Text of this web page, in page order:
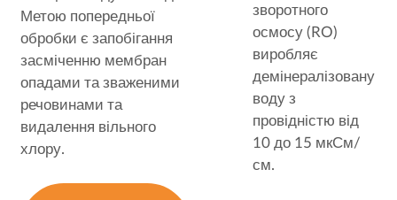
Метою попередньої
обробки є запобігання
засміченню мембран
опадами та зваженими
речовинами та
видалення вільного
хлору.
зворотного
осмосу (RO)
виробляє
демінералізовану
воду з
провідністю від
10 до 15 мкСм/
см.